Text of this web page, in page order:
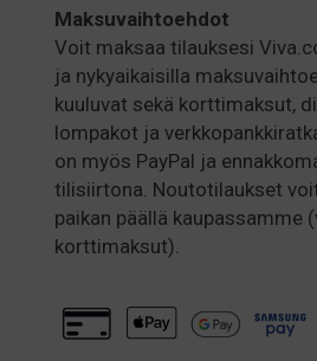
MAY
CHOSEN
ON
THE
PRODUCT
PAGE
Maksuvaihtoehdot
Voit maksaa tilauksesi
ja nykyaikaisilla
kuuluvat sekä korttimaksut,
lompakot ja
on myös PayPal ja
tilisiirtona. Noutotilaukset
paikan päällä kaupassamme
korttimaksut).